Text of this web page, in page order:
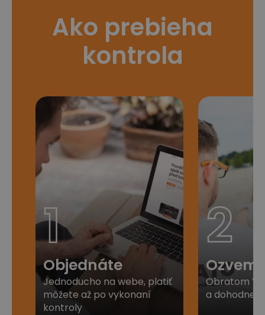
Ako prebieha
kontrola
1
Objednáte
Jednoducho na webe, platiť
môžete až po vykonaní
kontroly
2
Obratom
a